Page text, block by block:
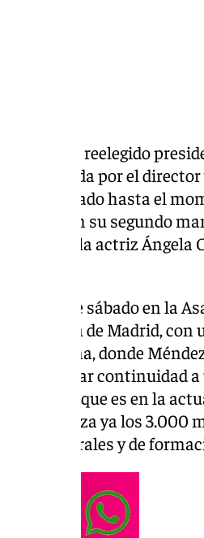
ha sido reelegido
encabezada por el
registrado hasta el
en su segundo
primero y la actriz
lugar este sábado en la
La Latina de Madrid,
Medina, donde
«para dar continuidad
Academia, que es en la
que alcanza ya los 3.000
culturales y de